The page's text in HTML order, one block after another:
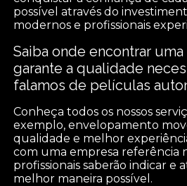
possível através do
modernos e profissionais
Saiba onde encontrar
garante a qualidade
falamos de películas
Conheça todos os nossos
exemplo, envelopamento
qualidade e melhor
com uma empresa referência
profissionais saberão indicar e
melhor maneira possível.